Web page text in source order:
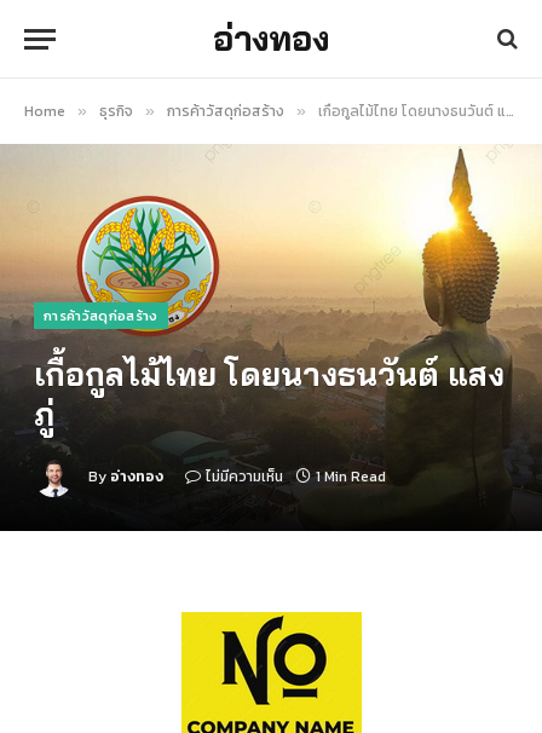
อ่างทอง
Home » ธุรกิจ » การค้าวัสดุก่อสร้าง » เกื้อกูลไม้ไทย โดยนางธนวันต์ แสงภู่
การค้าวัสดุก่อสร้าง
เกื้อกูลไม้ไทย โดยนางธนวันต์ แสง
ภู่
By อ่างทอง ไม่มีความเห็น 1 Min Read